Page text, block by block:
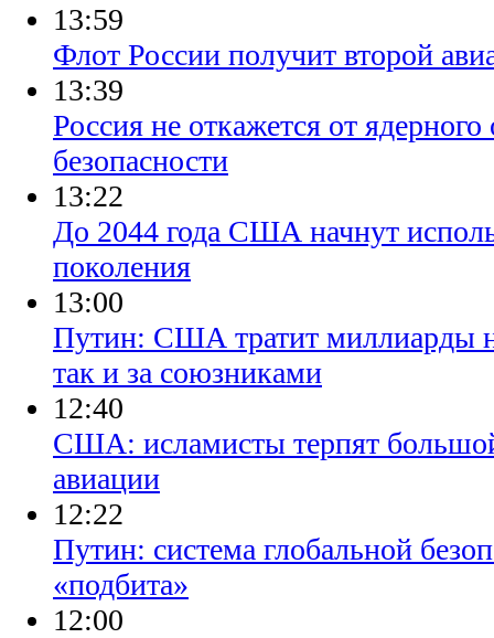
13:59
Флот России получит второй
13:39
​Россия не откажется от
безопасности
13:22
​До 2044 года США начнут
поколения
13:00
​Путин: США тратит миллиарды
так и за союзниками
12:40
​США: исламисты терпят
авиации
12:22
​Путин: система глобальной
«подбита»
12:00